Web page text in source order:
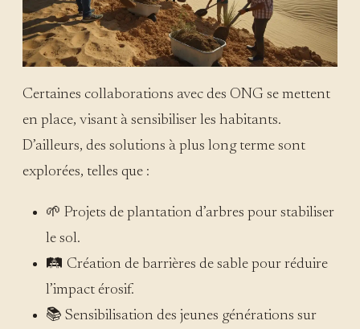
Certaines collaborations avec des ONG se mettent
en place, visant à sensibiliser les habitants.
D’ailleurs, des solutions à plus long terme sont
explorées, telles que :
🌱 Projets de plantation d’arbres pour stabiliser
le sol.
🛤️ Création de barrières de sable pour réduire
l’impact érosif.
📚 Sensibilisation des jeunes générations sur